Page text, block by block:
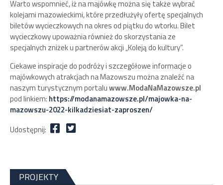
Warto wspomnieć, iż na majówkę można się także wybrać
kolejami mazowieckimi, które przedłużyły ofertę specjalnych
biletów wycieczkowych na okres od piątku do wtorku. Bilet
wycieczkowy upoważnia również do skorzystania ze
specjalnych zniżek u partnerów akcji „Koleją do kultury”.
Ciekawe inspiracje do podróży i szczegółowe informacje o
majówkowych atrakcjach na Mazowszu można znaleźć na
naszym turystycznym portaluwww.ModaNaMazowsze.pl
pod linkiem: https://modanamazowsze.pl/majowka-na-
mazowszu-2022-kilkadziesiat-zaproszen/
Udostępnij:
PROJEKTY